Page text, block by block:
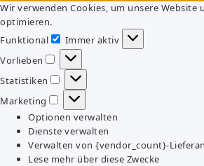
Wir verwenden Cookies, um unsere Website
optimieren.
Funktional
Funktional
Immer aktiv
Vorlieben
Vorlieben
Statistiken
Statistiken
Marketing
Marketing
Optionen verwalten
Dienste verwalten
Verwalten von {vendor_count}-
Lese mehr über diese Zwecke